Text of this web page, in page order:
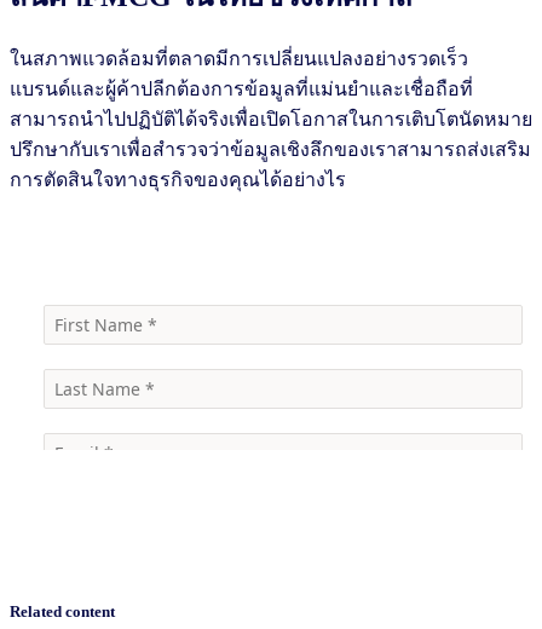
ในสภาพแวดล้อมที่ตลาดมีการเปลี่ยนแปลงอย่างรวดเร็ว
แบรนด์และผู้ค้าปลีกต้องการข้อมูลที่แม่นยำและเชื่อถือที่
สามารถนำไปปฏิบัติได้จริงเพื่อเปิดโอกาสในการเติบโตนัดหมาย
ปรึกษากับเราเพื่อสำรวจว่าข้อมูลเชิงลึกของเราสามารถส่งเสริม
การตัดสินใจทางธุรกิจของคุณได้อย่างไร
Related content